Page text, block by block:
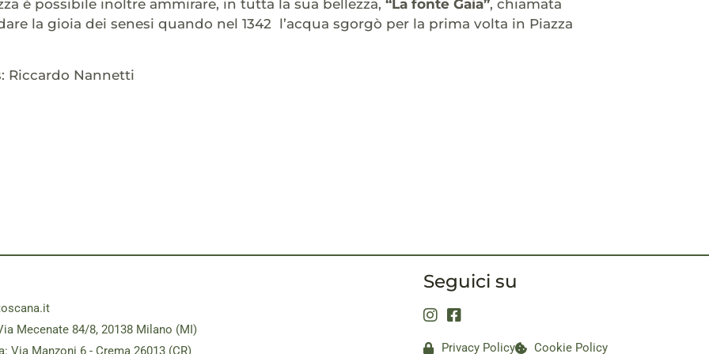
è possibile inoltre ammirare, in tutta la sua bellezza, “La fonte Gaia”, chiamata
la gioia dei senesi quando nel 1342 l’acqua sgorgò per la prima volta in Piazza
Riccardo Nannetti
Mecenate 84/8, 20138 Milano (MI)
Via Manzoni 6 - Crema 26013 (CR)
Seguici su
Privacy Policy Cookie Policy